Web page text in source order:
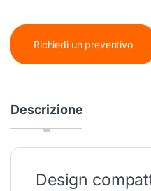
Richiedi un preventivo
Descrizione
Design